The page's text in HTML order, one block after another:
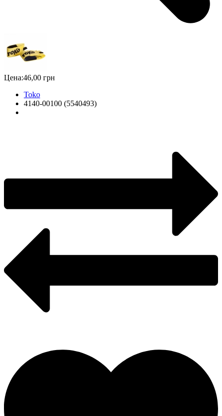
Цена:46,00 грн
Toko
4140-00100 (5540493)